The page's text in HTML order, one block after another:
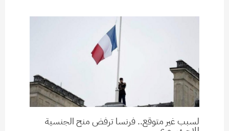
لسبب غير متوقع.. فرنسا ترفض منح الجنسية